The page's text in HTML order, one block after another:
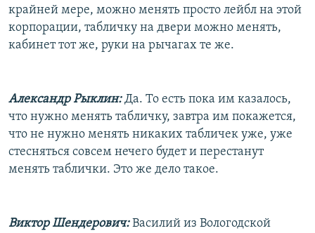
крайней мере, можно менять просто лейбл на этой
корпорации, табличку на двери можно менять,
кабинет тот же, руки на рычагах те же.
Александр Рыклин:Да. То есть пока им казалось,
что нужно менять табличку, завтра им покажется,
что не нужно менять никаких табличек уже, уже
стесняться совсем нечего будет и перестанут
менять таблички. Это же дело такое.
Виктор Шендерович:Василий из Вологодской